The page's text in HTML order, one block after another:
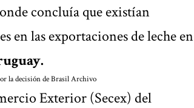
concluía que existían
en las exportaciones de leche en
la decisión de BrasilArchivo
Exterior (Secex) del